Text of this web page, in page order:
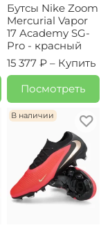
Бутсы Nike Zoom
Mercurial Vapor
17 Academy SG-
Pro - красный
15 377 ₽ – Купить
Посмотреть
В наличии